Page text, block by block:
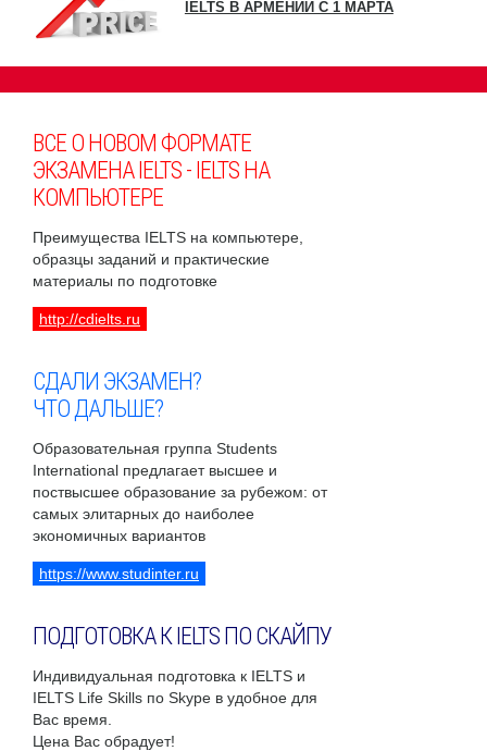
IELTS В АРМЕНИИ С 1 МАРТА
ВСЕ О НОВОМ ФОРМАТЕ
ЭКЗАМЕНА IELTS - IELTS НА
КОМПЬЮТЕРЕ
Преимущества IELTS на компьютере,
образцы заданий и практические
материалы по подготовке
http://cdielts.ru
СДАЛИ ЭКЗАМЕН?
ЧТО ДАЛЬШЕ?
Образовательная группа Students
International предлагает высшее и
поствысшее образование за рубежом: от
самых элитарных до наиболее
экономичных вариантов
https://www.studinter.ru
ПОДГОТОВКА К IELTS ПО СКАЙПУ
Индивидуальная подготовка к IELTS и
IELTS Life Skills по Skype в удобное для
Вас время.
Цена Вас обрадует!